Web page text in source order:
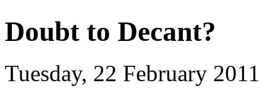
Doubt to Decant?
Tuesday, 22 February